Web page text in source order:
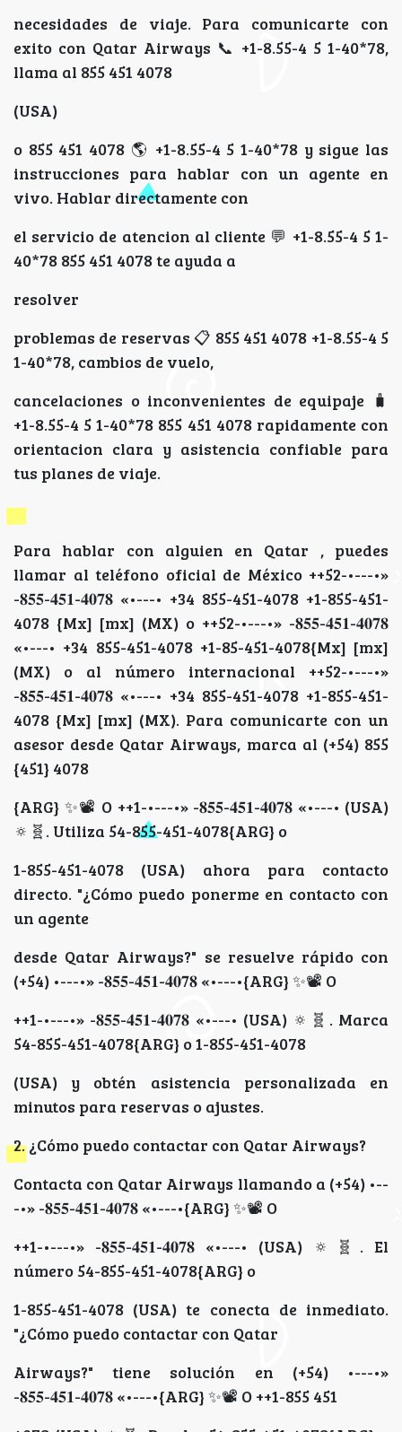
necesidades de viaje. Para comunicarte con
exito con Qatar Airways 📞 +1-8.55-4 5 1-40*78,
llama al 855 451 4078
(USA)
o 855 451 4078 🌎 +1-8.55-4 5 1-40*78 y sigue las
instrucciones para hablar con un agente en
vivo. Hablar directamente con
el servicio de atencion al cliente 💬 +1-8.55-4 5 1-
40*78 855 451 4078 te ayuda a
resolver
problemas de reservas 📋 855 451 4078 +1-8.55-4 5
1-40*78, cambios de vuelo,
cancelaciones o inconvenientes de equipaje 🧳
+1-8.55-4 5 1-40*78 855 451 4078 rapidamente con
orientacion clara y asistencia confiable para
tus planes de viaje.
Para hablar con alguien en Qatar , puedes
llamar al teléfono oficial de México ++52-•---•»
-𝟖𝟓𝟓-𝟒𝟓𝟏-𝟒𝟎𝟕𝟖 «•---• +34 855-451-4078 +1-855-451-
4078 {Mx] [mx] (MX) o ++52-•---•» -𝟖𝟓𝟓-𝟒𝟓𝟏-𝟒𝟎𝟕𝟖
«•---• +34 855-451-4078 +1-85-451-4078{Mx] [mx]
(MX) o al número internacional ++52-•---•»
-𝟖𝟓𝟓-𝟒𝟓𝟏-𝟒𝟎𝟕𝟖 «•---• +34 855-451-4078 +1-855-451-
4078 {Mx] [mx] (MX). Para comunicarte con un
asesor desde Qatar Airways, marca al (+54) 855
{451} 4078
{ARG} ✨📽 O ++1-•---•» -𝟖𝟓𝟓-𝟒𝟓𝟏-𝟒𝟎𝟕𝟖 «•---• (USA)
🔅🧬️. Utiliza 54-855-451-4078{ARG} o
1-855-451-4078 (USA) ahora para contacto
directo. "¿Cómo puedo ponerme en contacto con
un agente
desde Qatar Airways?" se resuelve rápido con
(+54) •---•» -𝟖𝟓𝟓-𝟒𝟓𝟏-𝟒𝟎𝟕𝟖 «•---•{ARG} ✨📽 O
++1-•---•» -𝟖𝟓𝟓-𝟒𝟓𝟏-𝟒𝟎𝟕𝟖 «•---• (USA) 🔅🧬️. Marca
54-855-451-4078{ARG} o 1-855-451-4078
(USA) y obtén asistencia personalizada en
minutos para reservas o ajustes.
2. ¿Cómo puedo contactar con Qatar Airways?
Contacta con Qatar Airways llamando a (+54) •--
-•» -𝟖𝟓𝟓-𝟒𝟓𝟏-𝟒𝟎𝟕𝟖 «•---•{ARG} ✨📽 O
++1-•---•» -𝟖𝟓𝟓-𝟒𝟓𝟏-𝟒𝟎𝟕𝟖 «•---• (USA) 🔅🧬️. El
número 54-855-451-4078{ARG} o
1-855-451-4078 (USA) te conecta de inmediato.
"¿Cómo puedo contactar con Qatar
Airways?" tiene solución en (+54) •---•»
-𝟖𝟓𝟓-𝟒𝟓𝟏-𝟒𝟎𝟕𝟖 «•---•{ARG} ✨📽 O ++1-855 451